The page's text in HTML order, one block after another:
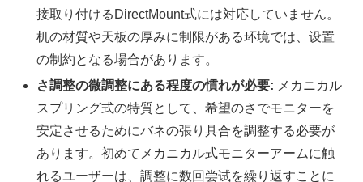
接取り付けるDirectMount式には対応していません。
机の材質や天板の厚みに制限がある环境では、设置
の制約となる場合があります。
さ調整の微調整にある程度の慣れが必要: メカニカル
スプリング式の特質として、希望のさでモニターを
安定させるためにバネの張り具合を調整する必要が
あります。初めてメカニカル式モニターアームに触
れるユーザーは、調整に数回尝试を繰り返すことに